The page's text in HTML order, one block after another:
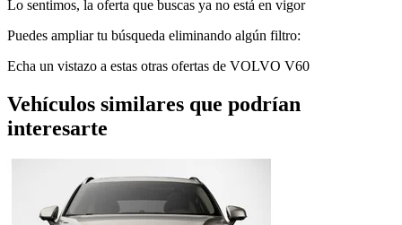
Lo sentimos, la oferta que buscas ya no está en vigor
Puedes ampliar tu búsqueda eliminando algún filtro:
Echa un vistazo a estas otras ofertas de VOLVO V60
Vehículos similares que podrían
interesarte